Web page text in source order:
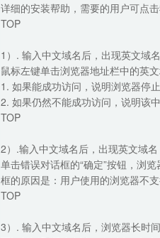
详细的安装帮助，需要的用户可点
TOP
1）. 输入中文域名后，出现英文域
鼠标左键单击浏览器地址栏中的英
1. 如果能成功访问，说明浏览器停
2. 如果仍然不能成功访问，说明该
TOP
2）.输入中文域名后，出现英文域
单击错误对话框的“确定”按钮，浏
框的原因是：用户使用的浏览器不
TOP
3）. 输入中文域名后，浏览器长时